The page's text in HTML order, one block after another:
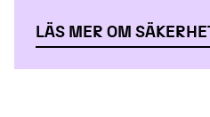
LÄS MER OM